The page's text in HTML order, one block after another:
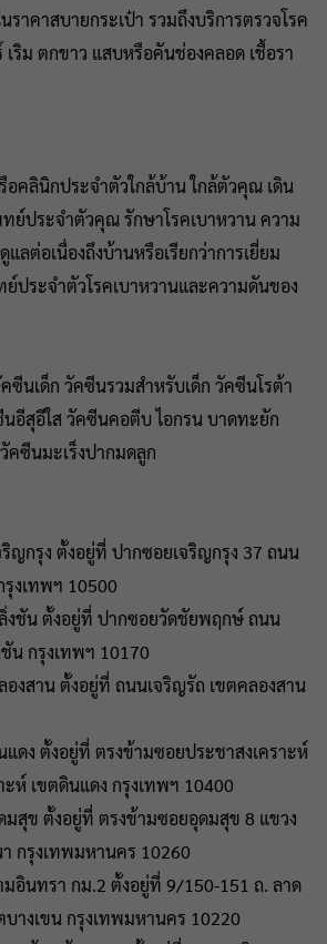
ราคาสบายกระเป๋า รวมถึงบริการตรวจโรค
ริม ตกขาว แสบหรือคันช่องคลอด เชื้อรา
คลินิกประจำตัวใกล้บ้าน ใกล้ตัวคุณ เดิน
ย์ประจำตัวคุณ รักษาโรคเบาหวาน ความ
ลต่อเนื่องถึงบ้านหรือเรียกว่าการเยี่ยม
ประจำตัวโรคเบาหวานและความดันของ
ซีนเด็ก วัคซีนรวมสำหรับเด็ก วัคซีนโรต้า
อีสุอีใส วัคซีนคอตีบ ไอกรน บาดทะยัก
คซีนมะเร็งปากมดลูก
ญกรุง ตั้งอยู่ที่ ปากซอยเจริญกรุง 37 ถนน
รุงเทพฯ 10500
งชัน ตั้งอยู่ที่ ปากซอยวัดชัยพฤกษ์ ถนน
น กรุงเทพฯ 10170
งสาน ตั้งอยู่ที่ ถนนเจริญรัถ เขตคลองสาน
ดง ตั้งอยู่ที่ ตรงข้ามซอยประชาสงเคราะห์
ห์ เขตดินแดง กรุงเทพฯ 10400
สุข ตั้งอยู่ที่ ตรงข้ามซอยอุดมสุข 8 แขวง
กรุงเทพมหานคร 10260
อินทรา กม.2 ตั้งอยู่ที่ 9/150-151 ถ. ลาด
บางเขน กรุงเทพมหานคร 10220